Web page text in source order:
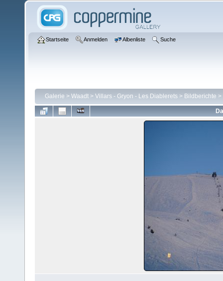
Startseite Anmelden Albenliste Suche
Galerie > Waadt > Villars - Gryon - Les Diablerets > Bildberichte >